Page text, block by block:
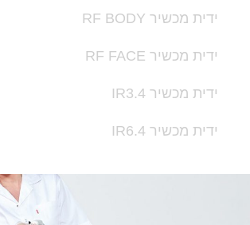
ידית מכשיר RF BODY
ידית מכשיר RF FACE
ידית מכשיר IR3.4
ידית מכשיר IR6.4